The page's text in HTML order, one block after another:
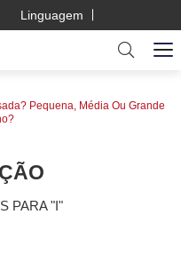
Linguagem
Pequena, Média Ou Grande
PARA "I"